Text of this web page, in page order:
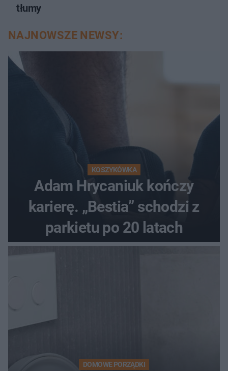
tłumy
NAJNOWSZE NEWSY:
KOSZYKÓWKA
Adam Hrycaniuk kończy
karierę. „Bestia” schodzi z
parkietu po 20 latach
DOMOWE PORZĄDKI